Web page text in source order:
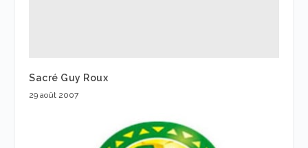
Sacré Guy Roux
29 août 2007